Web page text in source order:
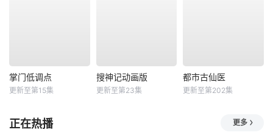
掌门低调点
更新至第15集
搜神记动画版
更新至第23集
都市古仙医
更新至第202集
正在热播 更多